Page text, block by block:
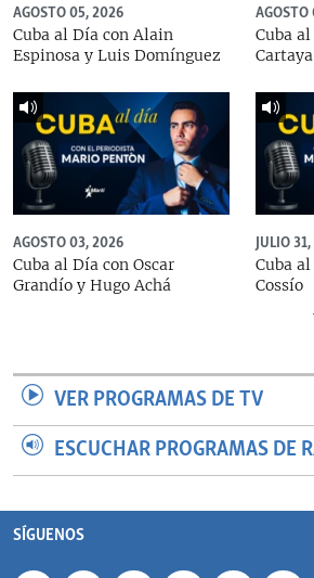
AGOSTO 05, 2026
Cuba al Día con Alain
Espinosa y Luis Domínguez
Cuba
AGOSTO 03, 2026
Cuba al Día con Oscar
Grandío y Hugo Achá
JULIO
Cuba
Cossío
VER PROGRAMAS DE TV
ESCUCHAR PROGRAMAS DE
SÍGUENOS